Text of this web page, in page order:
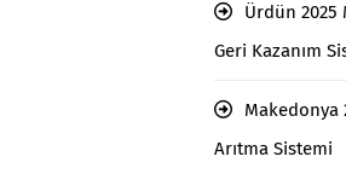
Ürdün 2025
Geri Kazanım
Makedonya
Arıtma Sistemi